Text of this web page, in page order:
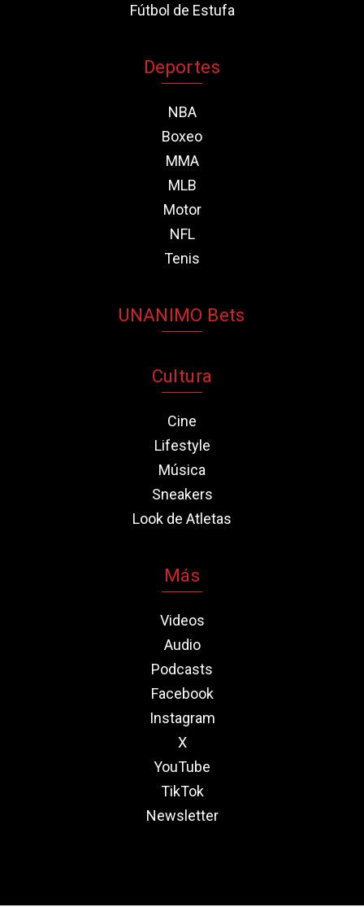
Fútbol de Estufa
Deportes
NBA
Boxeo
MMA
MLB
Motor
NFL
Tenis
UNANIMO Bets
Cultura
Cine
Lifestyle
Música
Sneakers
Look de Atletas
Más
Videos
Audio
Podcasts
Facebook
Instagram
X
YouTube
TikTok
Newsletter